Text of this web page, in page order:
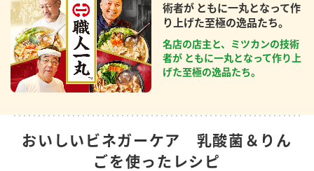
術者が ともに一丸となって作
り上げた至極の逸品たち。
名店の店主と、ミツカンの技術
者が ともに一丸となって作り上
げた至極の逸品たち。
おいしいビネガーケア 乳酸菌＆りん
ごを使ったレシピ